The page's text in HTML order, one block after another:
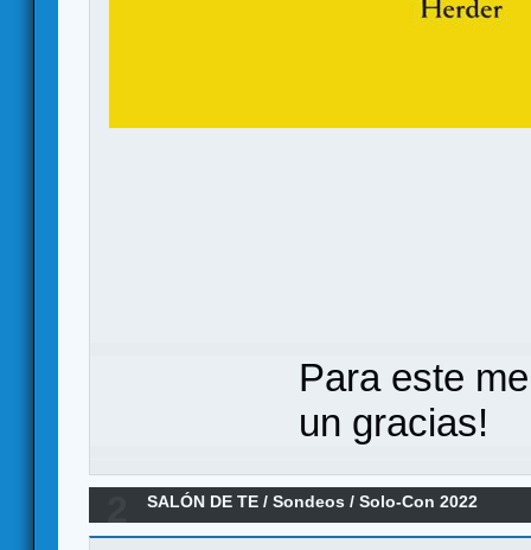
Para este
un gracias!
SALÓN DE TE /Sondeos /Solo-Con 2022